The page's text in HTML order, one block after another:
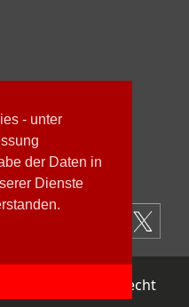
- unter
der Daten in
Dienste
Widerrufsrecht